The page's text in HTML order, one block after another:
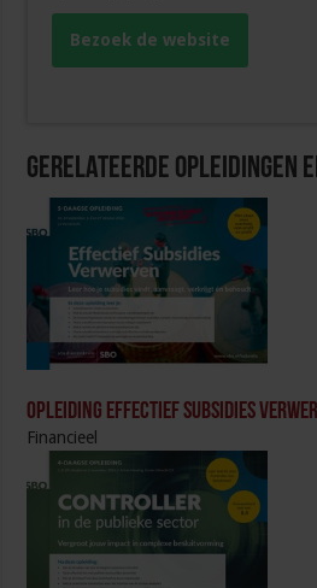
Bezoek de website
Gerelateerde Opleidingen
Opleiding Effectief subsidies
Financieel